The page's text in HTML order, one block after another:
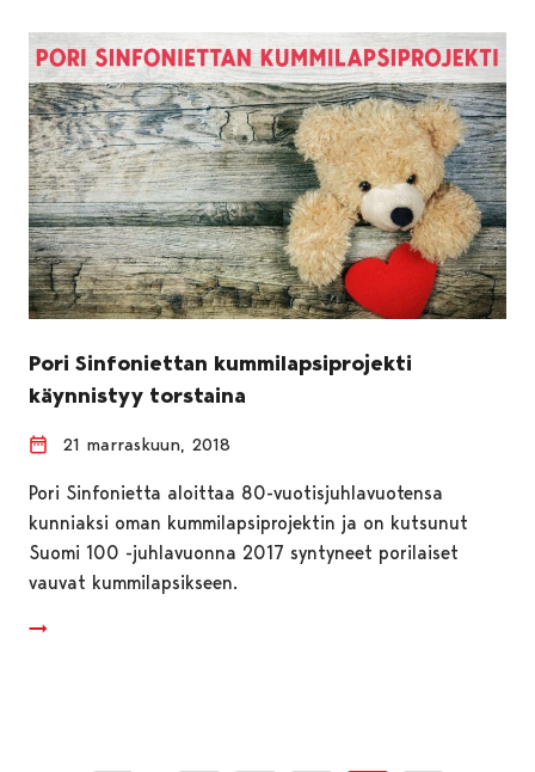
Pori Sinfoniettan kummilapsiprojekti
käynnistyy torstaina
21 marraskuun, 2018
Pori Sinfonietta aloittaa 80-vuotisjuhlavuotensa
kunniaksi oman kummilapsiprojektin ja on kutsunut
Suomi 100 -juhlavuonna 2017 syntyneet porilaiset
vauvat kummilapsikseen.